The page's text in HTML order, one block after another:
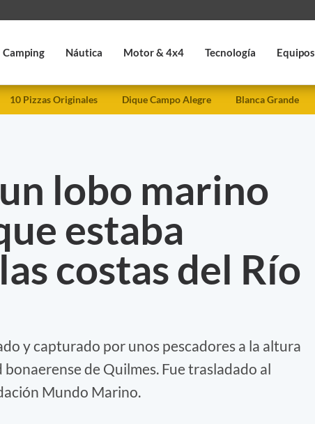
Camping Náutica Motor & 4x4 Tecnología Equipos
10 Pizzas Originales Dique Campo Alegre Blanca Grande
lobo marino
estaba
costas del Río
y capturado por unos pescadores a la altura
de Quilmes. Fue trasladado al
Mundo Marino.